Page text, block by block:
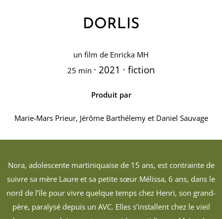
DORLIS
un film de Enricka MH
25 min · 2021 · fiction
Produit par
Marie-Mars Prieur, Jérôme Barthélemy et Daniel Sauvage
Nora, adolescente martiniquaise de 15 ans, est contrainte de
suivre sa mère Laure et sa petite sœur Mélissa, 6 ans, dans le
nord de l’île pour vivre quelque temps chez Henri, son grand-
père, paralysé depuis un AVC. Elles s’installent chez le vieil